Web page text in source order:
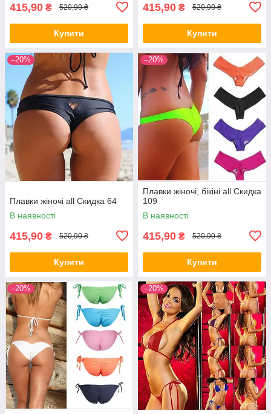
415,90 ₴ 520,90 ₴
Купити
415,90 ₴ 520,90 ₴
Купити
–20%
Плавки жіночі all Скидка 64
В наявності
415,90 ₴ 520,90 ₴
Купити
–20%
Плавки жіночі, бікіні all Скидка
109
В наявності
415,90 ₴ 520,90 ₴
Купити
–20% –20%